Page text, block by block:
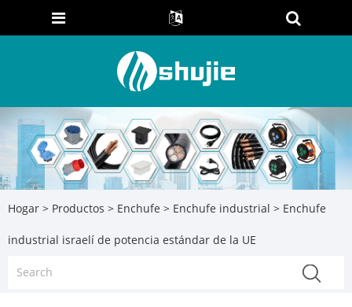
Hogar > Productos > Enchufe > Enchufe industrial > Enchufe
industrial israelí de potencia estándar de la UE